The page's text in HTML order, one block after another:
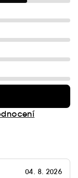
04. 8. 2026